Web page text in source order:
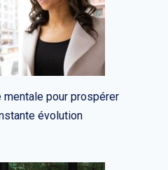
pour prospérer
évolution